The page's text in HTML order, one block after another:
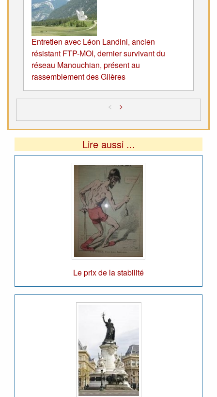
Entretien avec Léon Landini, ancien
résistant FTP-MOI, dernier survivant du
réseau Manouchian, présent au
rassemblement des Glières
< >
Lire aussi ...
Le prix de la stabilité